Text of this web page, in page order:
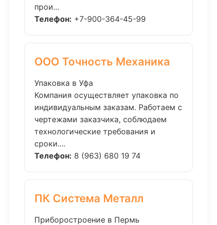
прои...
Телефон: +7-900-364-45-99
ООО Точность Механика
Упаковка в Уфа
Компания осуществляет упаковка по
индивидуальным заказам. Работаем с
чертежами заказчика, соблюдаем
технологические требования и
сроки....
Телефон: 8 (963) 680 19 74
ПК Система Металл
Приборостроение в Пермь